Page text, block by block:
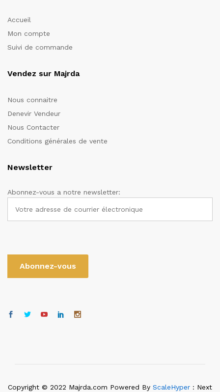
Accueil
Mon compte
Suivi de commande
Vendez sur Majrda
Nous connaitre
Denevir Vendeur
Nous Contacter
Conditions générales de vente
Newsletter
Abonnez-vous a notre newsletter:
Copyright © 2022 Majrda.com Powered By ScaleHyper : Next